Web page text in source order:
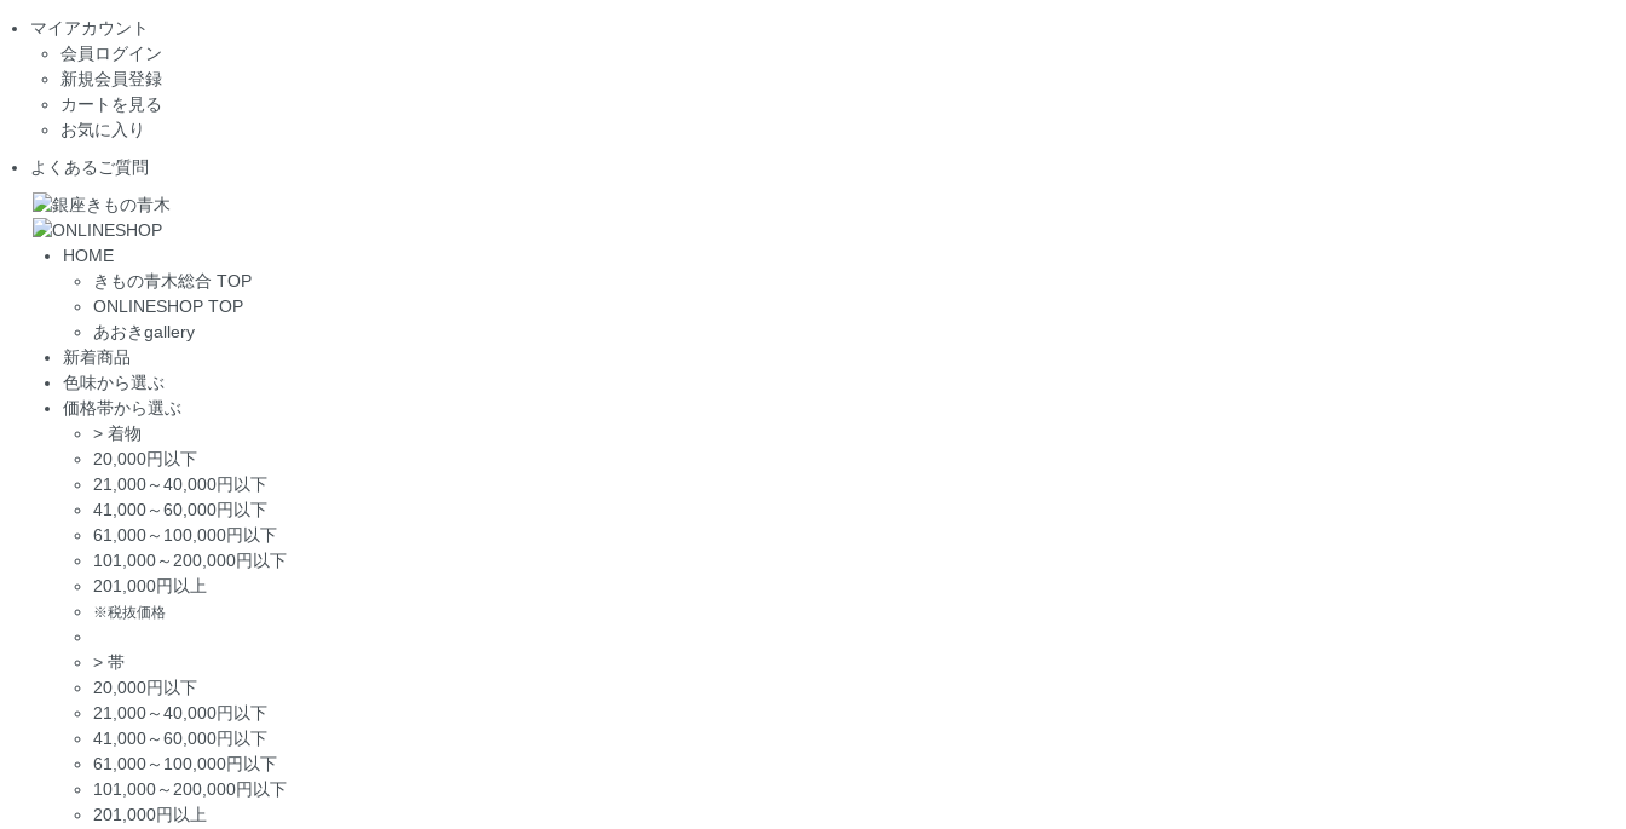
マイアカウント
会員ログイン
新規会員登録
カートを見る
お気に入り
よくあるご質問
HOME
きもの青木総合 TOP
ONLINESHOP TOP
あおきgallery
新着商品
色味から選ぶ
価格帯から選ぶ
> 着物
20,000円以下
21,000～40,000円以下
41,000～60,000円以下
61,000～100,000円以下
101,000～200,000円以下
201,000円以上
※税抜価格
> 帯
20,000円以下
21,000～40,000円以下
41,000～60,000円以下
61,000～100,000円以下
101,000～200,000円以下
201,000円以上